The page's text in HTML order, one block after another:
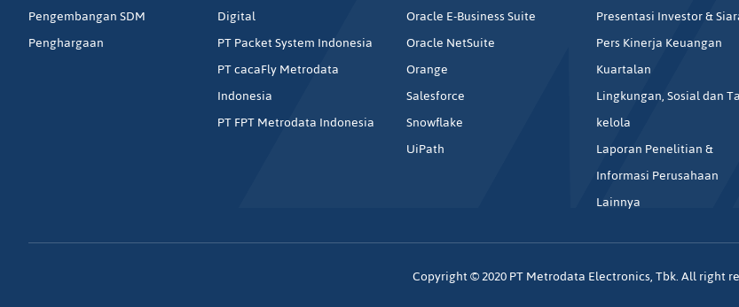
Pengembangan SDM
Penghargaan
Digital
PT Packet System Indonesia
PT cacaFly Metrodata
Indonesia
PT FPT Metrodata Indonesia
Oracle E-Business Suite
Oracle NetSuite
Orange
Salesforce
Snowflake
UiPath
Presentasi Investor &
Pers Kinerja Keuangan
Kuartalan
Lingkungan, Sosial dan
kelola
Laporan Penelitian &
Informasi Perusahaan
Lainnya
Copyright © 2020 PT Metrodata Electronics, Tbk. All right